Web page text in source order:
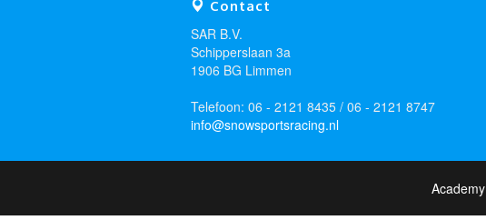
Contact
SAR B.V.
Schipperslaan 3a
1906 BG Limmen
Telefoon: 06 - 2121 8435 / 06 - 2121 8747
info@snowsportsracing.nl
Academy